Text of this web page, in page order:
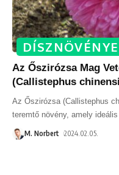
Az Őszirózsa Mag
(Callistephus
Az Őszirózsa (Callistephus
teremtő növény, amely
M. Norbert 2024.02.05.